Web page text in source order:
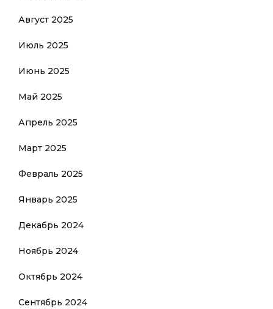
Август 2025
Июль 2025
Июнь 2025
Май 2025
Апрель 2025
Март 2025
Февраль 2025
Январь 2025
Декабрь 2024
Ноябрь 2024
Октябрь 2024
Сентябрь 2024